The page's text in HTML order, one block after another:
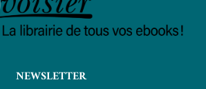
NEWSLETTER